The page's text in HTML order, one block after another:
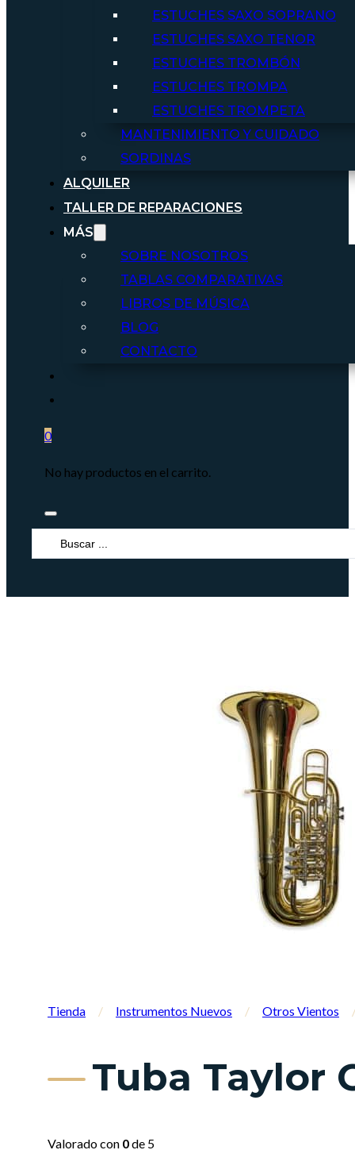
ESTUCHES SAXO SOPRANO
ESTUCHES SAXO TENOR
ESTUCHES TROMBÓN
ESTUCHES TROMPA
ESTUCHES TROMPETA
MANTENIMIENTO Y CUIDADO
SORDINAS
ALQUILER
TALLER DE REPARACIONES
MÁS
SOBRE NOSOTROS
TABLAS COMPARATIVAS
LIBROS DE MÚSICA
BLOG
CONTACTO
0
No hay productos en el carrito.
Search
...
Tienda / Instrumentos Nuevos / Otros Vientos
Tuba Taylor
Valorado con 0de 5